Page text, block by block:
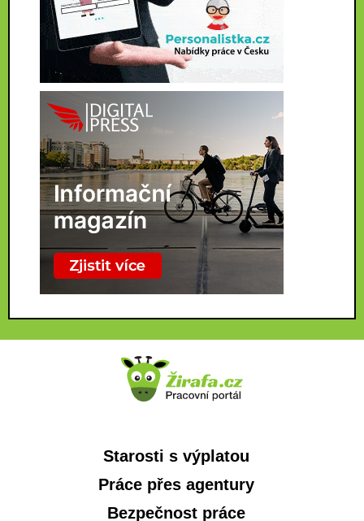
Starosti s výplatou
Práce přes agentury
Bezpečnost práce